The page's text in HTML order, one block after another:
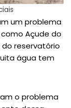
um problema
Açude do
reservatório
água tem
o problema